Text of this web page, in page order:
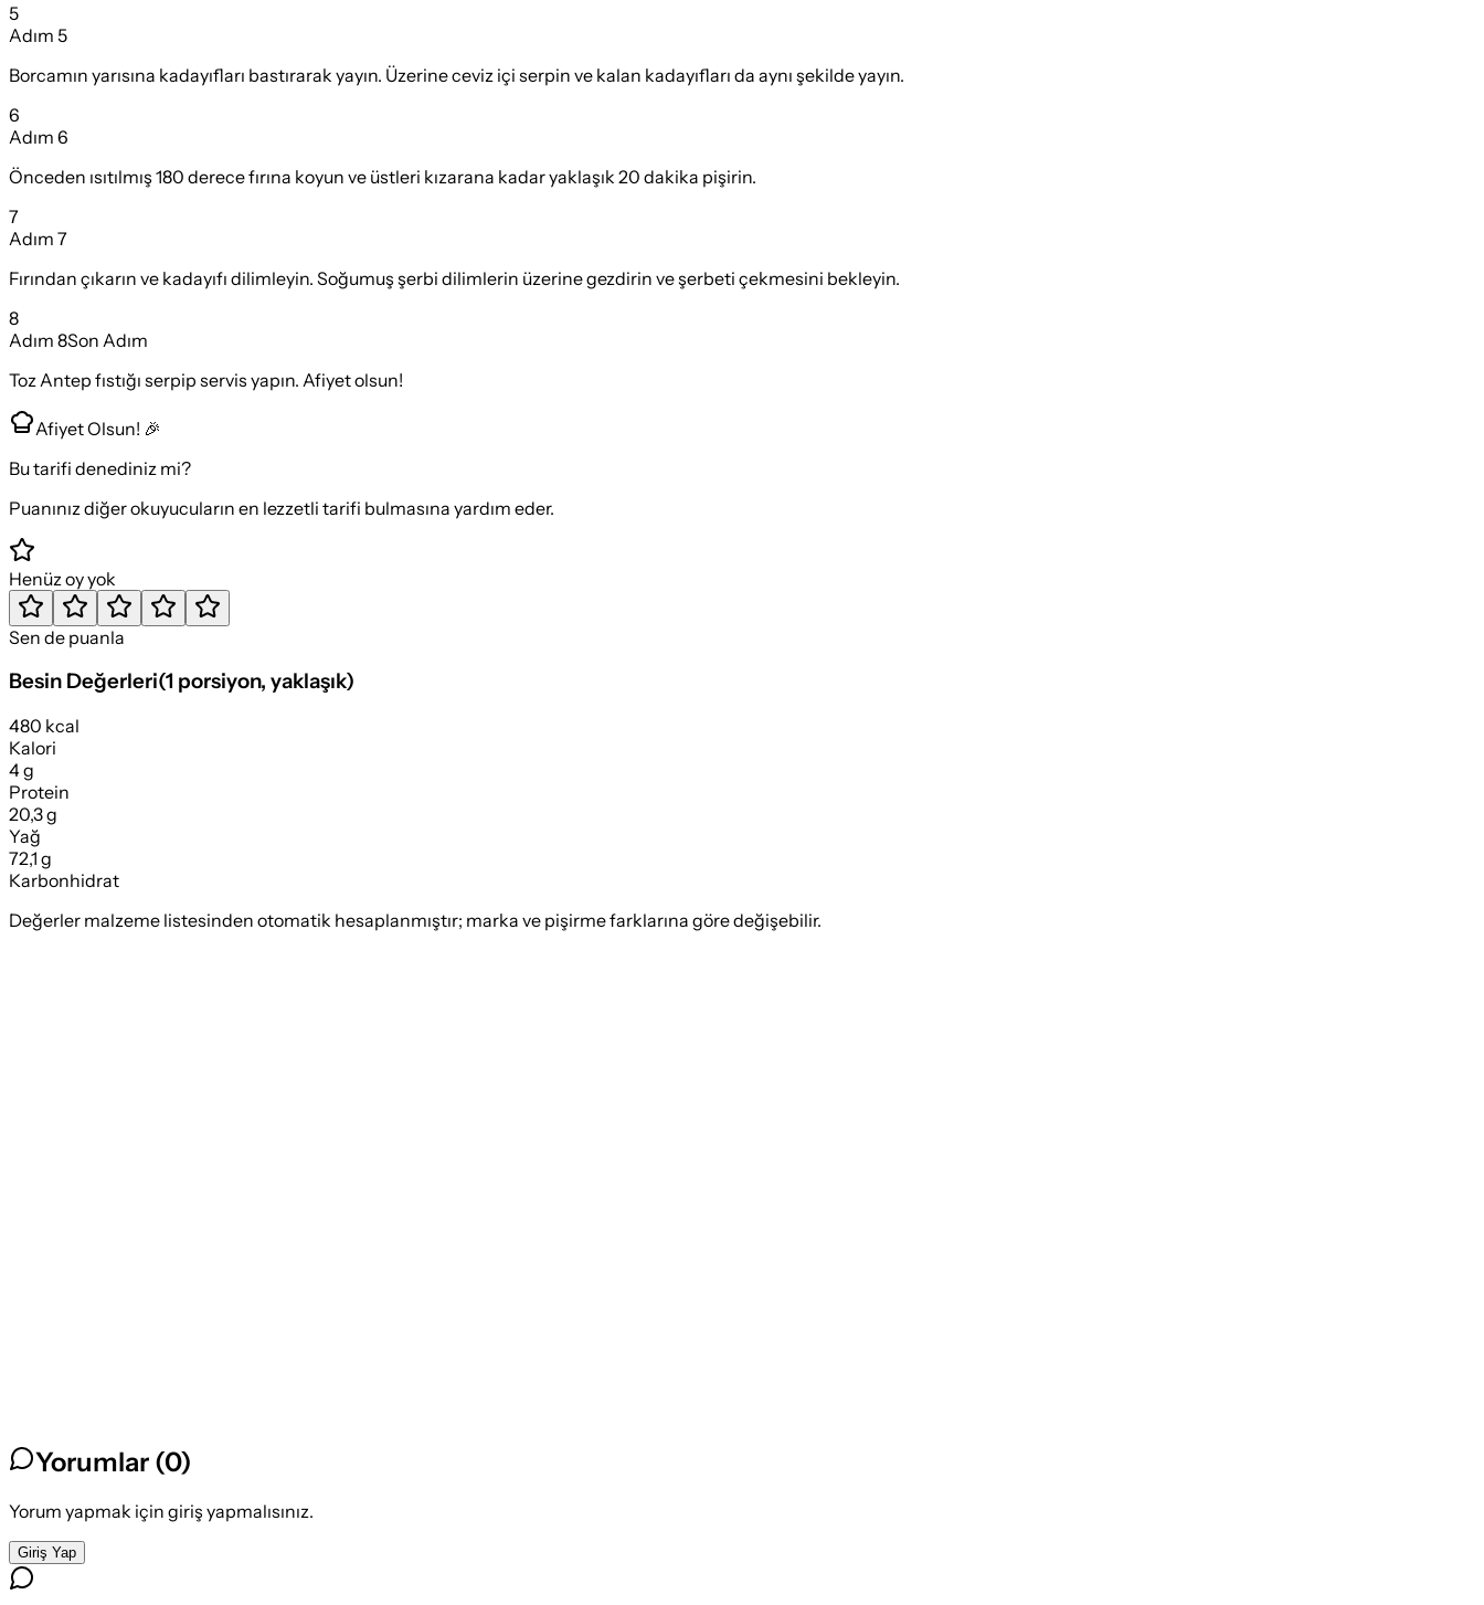
5
Adım 5
Borcamın yarısına kadayıfları bastırarak yayın. Üzerine ceviz içi serpin ve kalan kadayıfları da aynı şekilde yayın.
6
Adım 6
Önceden ısıtılmış 180 derece fırına koyun ve üstleri kızarana kadar yaklaşık 20 dakika pişirin.
7
Adım 7
Fırından çıkarın ve kadayıfı dilimleyin. Soğumuş şerbi dilimlerin üzerine gezdirin ve şerbeti çekmesini bekleyin.
8
Adım 8Son Adım
Toz Antep fıstığı serpip servis yapın. Afiyet olsun!
Afiyet Olsun! 🎉
Bu tarifi denediniz mi?
Puanınız diğer okuyucuların en lezzetli tarifi bulmasına yardım eder.
Henüz oy yok
Sen de puanla
Besin Değerleri(1 porsiyon, yaklaşık)
480 kcal
Kalori
4 g
Protein
20,3 g
Yağ
72,1 g
Karbonhidrat
Değerler malzeme listesinden otomatik hesaplanmıştır; marka ve pişirme farklarına göre değişebilir.
Yorumlar (0)
Yorum yapmak için giriş yapmalısınız.
Giriş Yap